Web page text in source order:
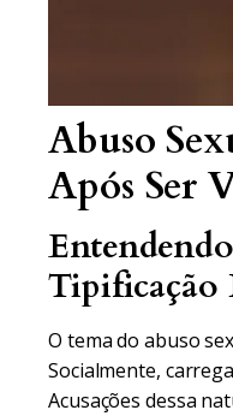
Abuso
Após Ser
Tipificação
O tema do abuso
Socialmente,
Acusações dessa